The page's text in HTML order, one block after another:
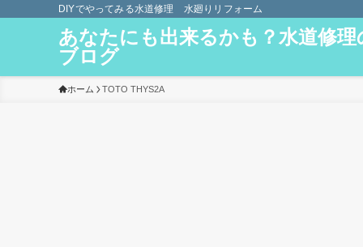
DIYでやってみる水道修理 水廻りリフォーム
あなたにも出来るかも？水道修理
ブログ
ホーム TOTO THYS2A